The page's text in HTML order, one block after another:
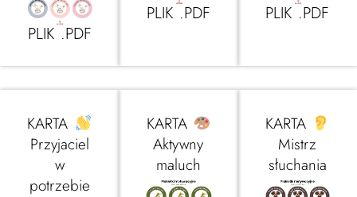
PLIK .PDF
PLIK .PDF PLIK .PDF
KARTA
Przyjaciel
w
potrzebie
KARTA
Aktywny
maluch
KARTA
Mistrz
słuchania